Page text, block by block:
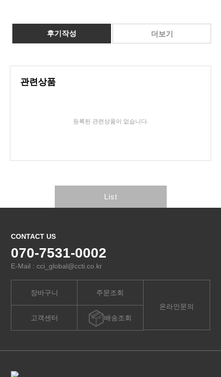
후기작성 더보기
관련상품
등록된 관련상품이 없습니다.
List
CONTACT US
070-7531-0002
E-Mail : cci_global@ccti.co.kr
장바구니
고객센터
주문조회
배송조회
온라인문의